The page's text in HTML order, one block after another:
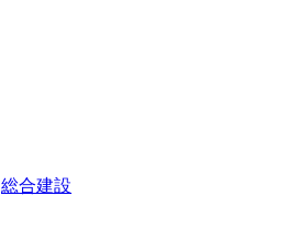
総合建設